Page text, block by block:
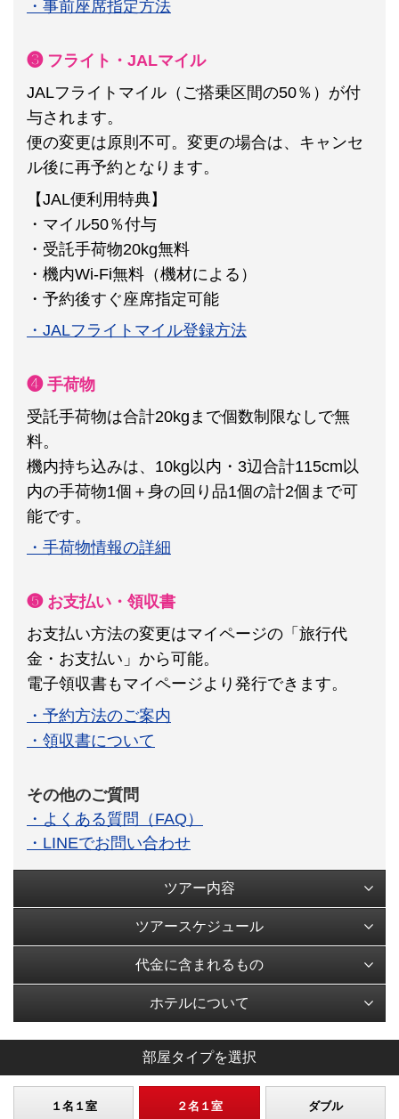
・事前座席指定方法
❸ フライト・JALマイル
JALフライトマイル（ご搭乗区間の50％）が付
与されます。
便の変更は原則不可。 変更の場合は、キャンセ
ル後に再予約となります。
【JAL便利用特典】
・マイル50％付与
・受託手荷物20kg無料
・機内Wi-Fi無料（機材による）
・予約後すぐ座席指定可能
・JALフライトマイル登録方法
❹ 手荷物
受託手荷物は合計20kgまで個数制限なしで無
料。
機内持ち込みは、10kg以内・3辺合計115cm以
内の手荷物1個＋身の回り品1個の計2個まで可
能です。
・手荷物情報の詳細
❺ お支払い・領収書
お支払い方法の変更はマイページの「旅行代
金・お支払い」から可能。
電子領収書もマイページより発行できます。
・予約方法のご案内
・領収書について
その他のご質問
・よくある質問（FAQ）
・LINEでお問い合わせ
ツアー内容
ツアースケジュール
代金に含まれるもの
ホテルについて
部屋タイプを選択
１名１室 ２名１室 ダブル